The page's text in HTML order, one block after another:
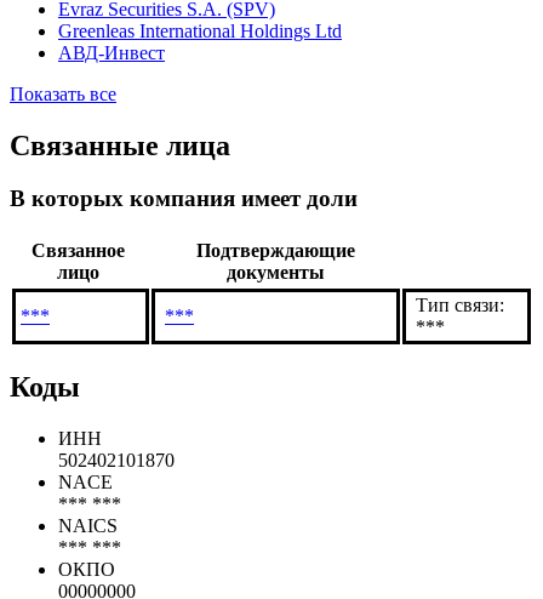
Evraz
Evraz Group S.A.
Evraz Inc. North America Canada
Evraz Palini e Bertoli
Evraz Securities S.A. (SPV)
В которых компания имеет доли
***
Коды
ИНН
502402101870
NACE
*** ***